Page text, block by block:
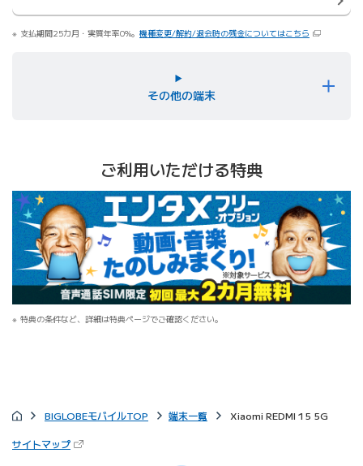
支払期間25カ月・実質年率0%。 機種変更/解約/退会時の残金についてはこちら
その他の端末
ご利用いただける特典
特典の条件など、詳細は特典ページでご確認ください。
BIGLOBEモバイルTOP 端末一覧 Xiaomi REDMI 15 5G
サイトマップ（新しいタブで開きます）